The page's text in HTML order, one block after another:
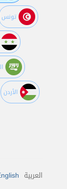
تونس
اﻷردن
العربية